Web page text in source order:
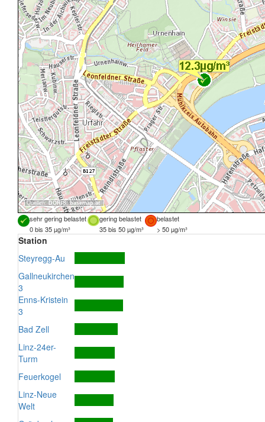
Quellen: DORIS,basemap.at
sehr gering belastet gering belastet
belastet
0 bis 35 µg/m³
35 bis 50 µg/m³ > 50 µg/m³
Station
Steyregg-Au
Gallneukirchen
3
Enns-Kristein
3
Bad Zell
Linz-24er-
Turm
Feuerkogel
Linz-Neue
Welt